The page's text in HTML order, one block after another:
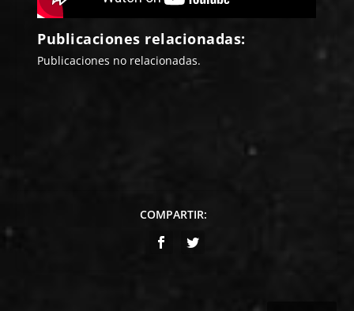
Publicaciones relacionadas:
Publicaciones no relacionadas.
COMPARTIR: